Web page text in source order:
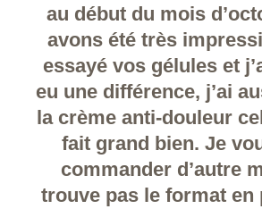
au début du mois
avons été très
essayé vos gélules et
eu une différence, j’ai
la crème anti-douleur
fait grand bien. Je
commander d’autre
trouve pas le format en